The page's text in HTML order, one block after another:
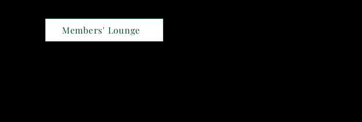
Members' Lounge